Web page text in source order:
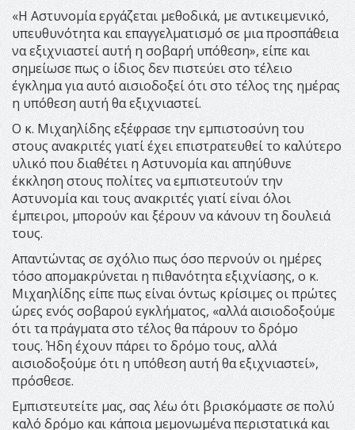
«Η Αστυνομία εργάζεται μεθοδικά, με αντικειμενικό,
υπευθυνότητα και επαγγελματισμό σε μια προσπάθεια
να εξιχνιαστεί αυτή η σοβαρή υπόθεση», είπε και
σημείωσε πως ο ίδιος δεν πιστεύει στο τέλειο
έγκλημα για αυτό αισιοδοξεί ότι στο τέλος της ημέρας
η υπόθεση αυτή θα εξιχνιαστεί.
Ο κ. Μιχαηλίδης εξέφρασε την εμπιστοσύνη του
στους ανακριτές γιατί έχει επιστρατευθεί το καλύτερο
υλικό που διαθέτει η Αστυνομία και απηύθυνε
έκκληση στους πολίτες να εμπιστευτούν την
Αστυνομία και τους ανακριτές γιατί είναι όλοι
έμπειροι, μπορούν και ξέρουν να κάνουν τη δουλειά
τους.
Απαντώντας σε σχόλιο πως όσο περνούν οι ημέρες
τόσο απομακρύνεται η πιθανότητα εξιχνίασης, ο κ.
Μιχαηλίδης είπε πως είναι όντως κρίσιμες οι πρώτες
ώρες ενός σοβαρού εγκλήματος, «αλλά αισιοδοξούμε
ότι τα πράγματα στο τέλος θα πάρουν το δρόμο
τους. Ήδη έχουν πάρει το δρόμο τους, αλλά
αισιοδοξούμε ότι η υπόθεση αυτή θα εξιχνιαστεί»,
πρόσθεσε.
Εμπιστευτείτε μας, σας λέω ότι βρισκόμαστε σε πολύ
καλό δρόμο και κάποια μεμονωμένα περιστατικά και